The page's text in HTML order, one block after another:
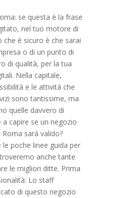
se questa è la frase
nel tuo motore di
che è sicuro è che sarai
o di un punto di
di qualità, per la tua
Nella capitale,
e le attività che
sono tantissime, ma
quelle davvero di
a capire se un negozio
sarà valido?
le poche linee guida per
anche tante
le migliori ditte. Prima
Lo staff
di questo negozio